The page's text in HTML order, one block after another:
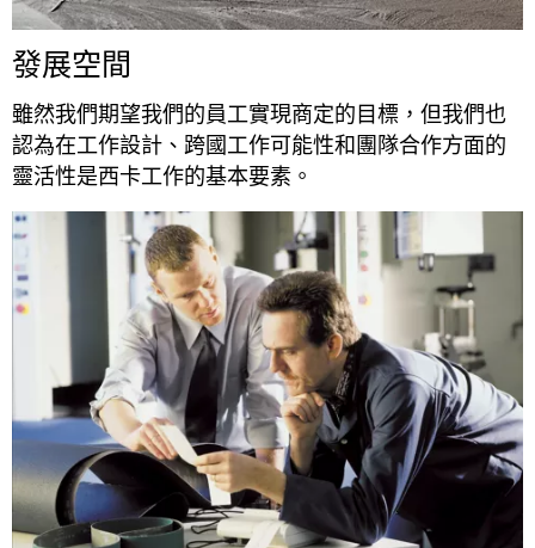
發展空間
雖然我們期望我們的員工實現商定的目標，但我們也
認為在工作設計、跨國工作可能性和團隊合作方面的
靈活性是西卡工作的基本要素。